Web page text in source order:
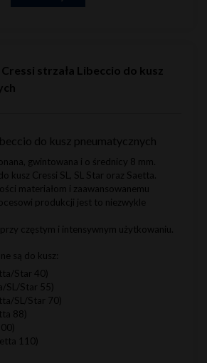
Cressi strzała Libeccio do kusz
do kusz pneumatycznych
gwintowana i o średnicy 8 mm.
kusz Cressi SL, SL Star oraz Saetta.
materiałom i zaawansowanemu
produkcji jest to niezwykle
częstym i intensywnym użytkowaniu.
są do kusz:
Star 40)
SL/Star 55)
SL/Star 70)
88)
110)